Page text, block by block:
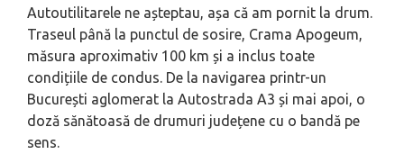
Autoutilitarele ne așteptau, așa că am pornit la drum.
Traseul până la punctul de sosire, Crama Apogeum,
măsura aproximativ 100 km și a inclus toate
condițiile de condus. De la navigarea printr-un
București aglomerat la Autostrada A3 și mai apoi, o
doză sănătoasă de drumuri județene cu o bandă pe
sens.